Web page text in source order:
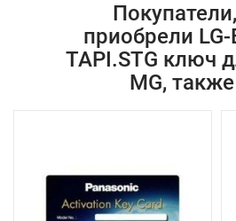
приобрели
TAPI.STG ключ
MG,